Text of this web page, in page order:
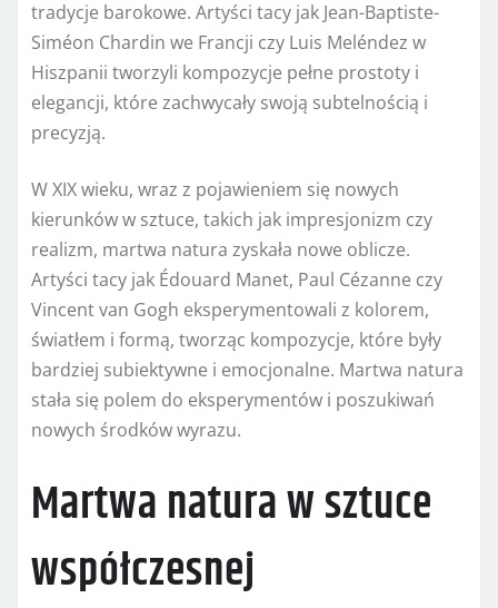
tradycje barokowe. Artyści tacy jak Jean-Baptiste-
Siméon Chardin we Francji czy Luis Meléndez w
Hiszpanii tworzyli kompozycje pełne prostoty i
elegancji, które zachwycały swoją subtelnością i
precyzją.
W XIX wieku, wraz z pojawieniem się nowych
kierunków w sztuce, takich jak impresjonizm czy
realizm, martwa natura zyskała nowe oblicze.
Artyści tacy jak Édouard Manet, Paul Cézanne czy
Vincent van Gogh eksperymentowali z kolorem,
światłem i formą, tworząc kompozycje, które były
bardziej subiektywne i emocjonalne. Martwa natura
stała się polem do eksperymentów i poszukiwań
nowych środków wyrazu.
Martwa natura w sztuce
współczesnej